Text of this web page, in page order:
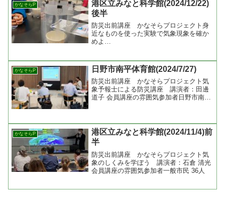
かなそらP
港区立みなと科学館(2024/12/22)
後半
防災出前講座 かなそらプロジェクト身
近なものを使った実験で気象現象を確か
めよ
一般市民 34人
かなそらP 日野市南平体育館(2024/7/27)
防災出前講座 かなそらプロジェクト気
象予報士による防災講座 講演者：田邊
道子 会員講座の雰囲気参加者日野市南平
かなそらP
港区立みなと科学館(2024/11/4)前
半
防災出前講座 かなそらプロジェクト気
象のしくみを学ぼう 講演者：石倉 清光
会員講座の雰囲気参加者一般市民 36人